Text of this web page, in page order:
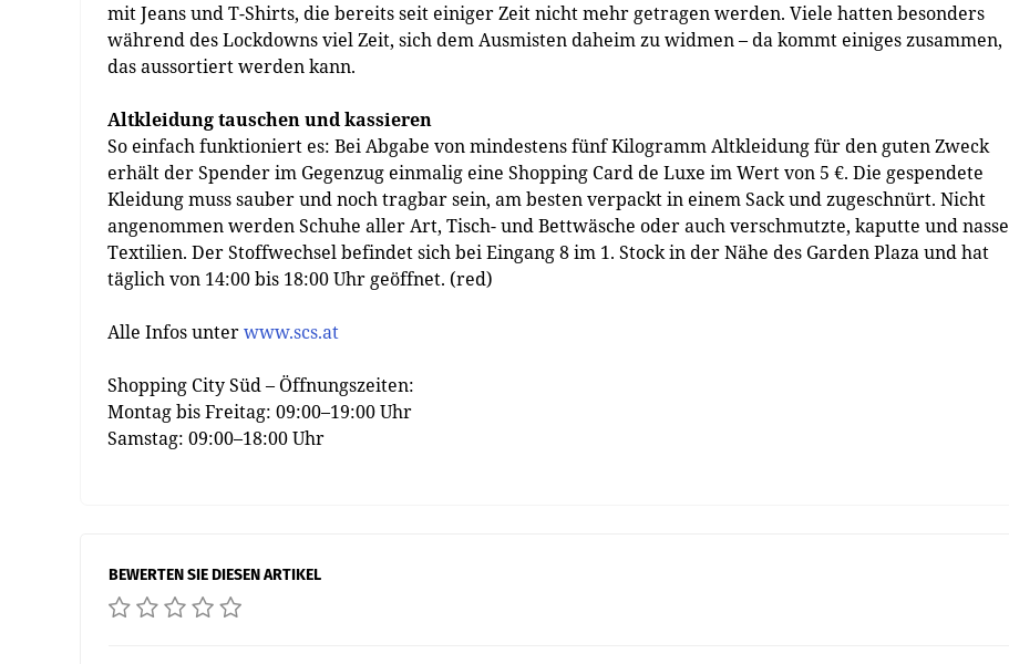
mit Jeans und T-Shirts, die bereits seit einiger Zeit nicht mehr getragen werden. Viele hatten besonders
während des Lockdowns viel Zeit, sich dem Ausmisten daheim zu widmen – da kommt einiges zusammen,
das aussortiert werden kann.
Altkleidung tauschen und kassieren
So einfach funktioniert es: Bei Abgabe von mindestens fünf Kilogramm Altkleidung für den guten Zweck
erhält der Spender im Gegenzug einmalig eine Shopping Card de Luxe im Wert von 5 €. Die gespendete
Kleidung muss sauber und noch tragbar sein, am besten verpackt in einem Sack und zugeschnürt. Nicht
angenommen werden Schuhe aller Art, Tisch- und Bettwäsche oder auch verschmutzte, kaputte und nasse
Textilien. Der Stoffwechsel befindet sich bei Eingang 8 im 1. Stock in der Nähe des Garden Plaza und hat
täglich von 14:00 bis 18:00 Uhr geöffnet. (red)
Alle Infos unterwww.scs.at
Shopping City Süd – Öffnungszeiten:
Montag bis Freitag: 09:00–19:00 Uhr
Samstag: 09:00–18:00 Uhr
BEWERTEN SIE DIESEN ARTIKEL